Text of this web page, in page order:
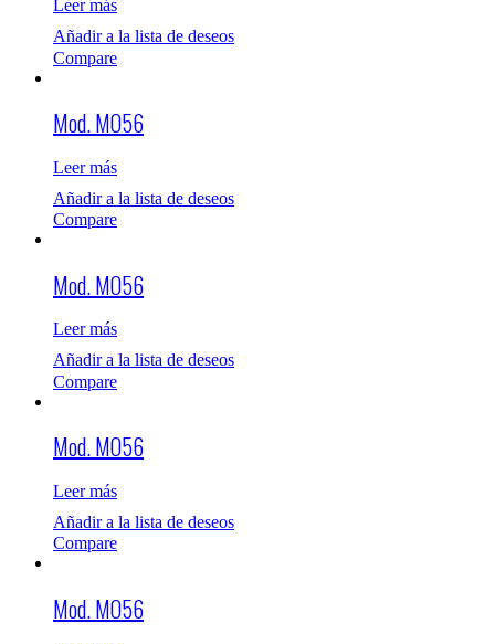
Leer más
Añadir a la lista de deseos
Compare
Mod. MO56
Leer más
Añadir a la lista de deseos
Compare
Mod. MO56
Leer más
Añadir a la lista de deseos
Compare
Mod. MO56
Leer más
Añadir a la lista de deseos
Compare
Mod. MO56